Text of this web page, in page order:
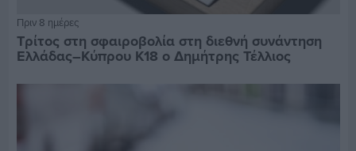
Πριν 8 ημέρες
Τρίτος στη σφαιροβολία στη διεθνή συνάντηση
Ελλάδας–Κύπρου Κ18 ο Δημήτρης Τέλλιος